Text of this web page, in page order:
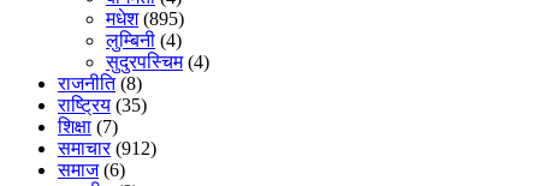
मधेश(895)
लुम्बिनी (4)
सुदुरपस्चिम(4)
राजनीति(8)
राष्ट्रिय (35)
शिक्षा (7)
समाचार(912)
समाज(6)